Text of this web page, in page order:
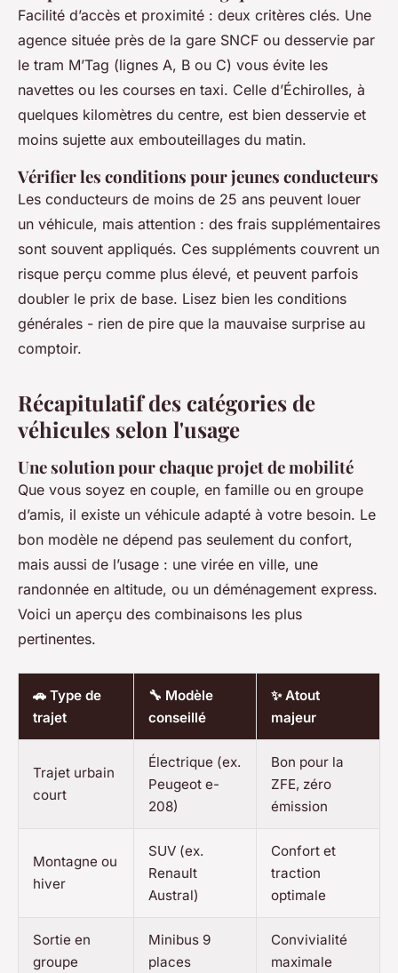
Facilité d’accès et proximité : deux critères clés. Une
agence située près de la gare SNCF ou desservie par
le tram M’Tag (lignes A, B ou C) vous évite les
navettes ou les courses en taxi. Celle d’Échirolles, à
quelques kilomètres du centre, est bien desservie et
moins sujette aux embouteillages du matin.
Vérifier les conditions pour jeunes conducteurs
Les conducteurs de moins de 25 ans peuvent louer
un véhicule, mais attention : des frais supplémentaires
sont souvent appliqués. Ces suppléments couvrent un
risque perçu comme plus élevé, et peuvent parfois
doubler le prix de base. Lisez bien les conditions
générales - rien de pire que la mauvaise surprise au
comptoir.
Récapitulatif des catégories de
véhicules selon l'usage
Une solution pour chaque projet de mobilité
Que vous soyez en couple, en famille ou en groupe
d’amis, il existe un véhicule adapté à votre besoin. Le
bon modèle ne dépend pas seulement du confort,
mais aussi de l’usage : une virée en ville, une
randonnée en altitude, ou un déménagement express.
Voici un aperçu des combinaisons les plus
pertinentes.
🚗 Type de
trajet
🔧 Modèle
conseillé
✨ Atout
majeur
Trajet urbain
court
Électrique (ex.
Peugeot e-
208)
Bon pour la
ZFE, zéro
émission
Montagne ou
hiver
SUV (ex.
Renault
Austral)
Confort et
traction
optimale
Sortie en
groupe
Minibus 9
places
Convivialité
maximale